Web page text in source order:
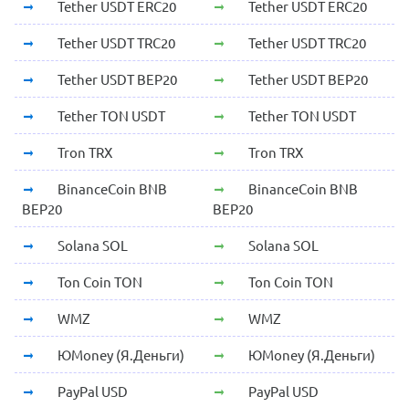
Tether USDT ERC20 Tether USDT ERC20
Tether USDT TRC20 Tether USDT TRC20
Tether USDT BEP20 Tether USDT BEP20
Tether TON USDT Tether TON USDT
Tron TRX Tron TRX
BinanceCoin BNB
BEP20
BinanceCoin BNB
BEP20
Solana SOL Solana SOL
Ton Coin TON Ton Coin TON
WMZ WMZ
ЮMoney (Я.Деньги) ЮMoney (Я.Деньги)
PayPal USD PayPal USD